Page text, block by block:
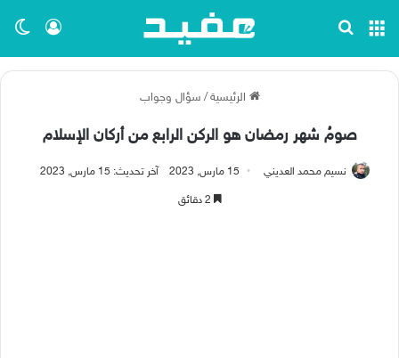
تسجيل القائمة
الرئيسية / سؤال وجواب
صومُ شهر رمضان هو الركن الرابع من أركان الإسلام
نسيم محمد العديني 15 مارس, 2023 آخر تحديث: 15 مارس, 2023